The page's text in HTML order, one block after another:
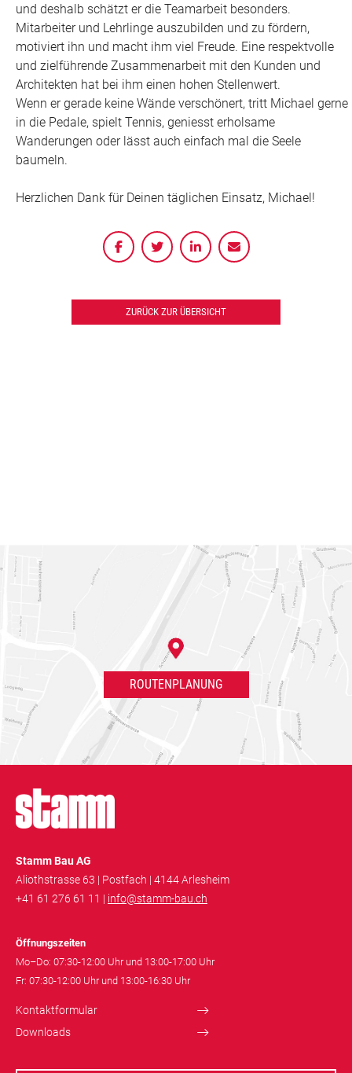
und deshalb schätzt er die Teamarbeit besonders.
Mitarbeiter und Lehrlinge auszubilden und zu fördern,
motiviert ihn und macht ihm viel Freude. Eine respektvolle
und zielführende Zusammenarbeit mit den Kunden und
Architekten hat bei ihm einen hohen Stellenwert.
Wenn er gerade keine Wände verschönert, tritt Michael gerne
in die Pedale, spielt Tennis, geniesst erholsame
Wanderungen oder lässt auch einfach mal die Seele
baumeln.
Herzlichen Dank für Deinen täglichen Einsatz, Michael!
ZURÜCK ZUR ÜBERSICHT
Stamm Bau AG
Aliothstrasse 63 | Postfach | 4144 Arlesheim
+41 61 276 61 11 | info@stamm-bau.ch
Öffnungszeiten
Mo–Do: 07:30-12:00 Uhr und 13:00-17:00 Uhr
Fr: 07:30-12:00 Uhr und 13:00-16:30 Uhr
Kontaktformular
Downloads
ROUTENPLANUNG